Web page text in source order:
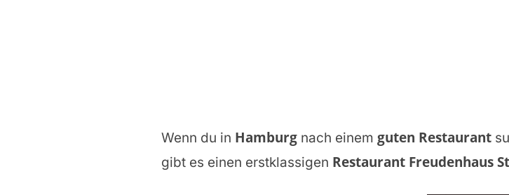
Wenn du in Hamburg nach einem guten Restaurant
gibt es einen erstklassigen Restaurant Freudenhaus